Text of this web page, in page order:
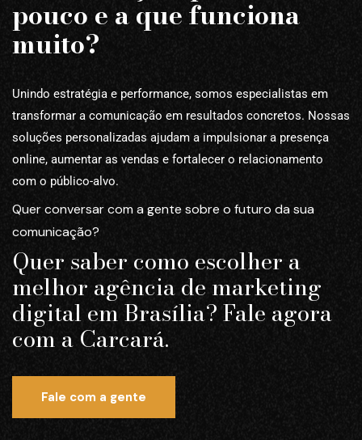
pouco e a que funciona
muito?
Unindo estratégia e performance, somos especialistas em
transformar a comunicação em resultados concretos. Nossas
soluções personalizadas ajudam a impulsionar a presença
online, aumentar as vendas e fortalecer o relacionamento
com o público-alvo.
Quer conversar com a gente sobre o futuro da sua
comunicação?
Quer saber como escolher a
melhor agência de marketing
digital em Brasília? Fale agora
com a Carcará.
Fale com a gente